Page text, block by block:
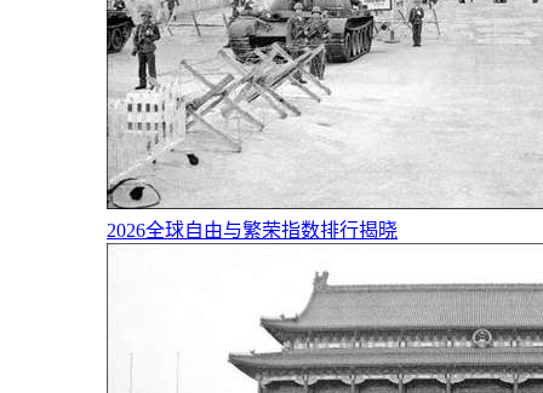
2026全球自由与繁荣指数排行揭晓